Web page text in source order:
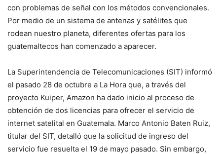
con problemas de señal con los métodos convencionales.
Por medio de un sistema de antenas y satélites que
rodean nuestro planeta, diferentes ofertas para los
guatemaltecos han comenzado a aparecer.
La Superintendencia de Telecomunicaciones (SIT) informó
el pasado 28 de octubre a La Hora que, a través del
proyecto Kuiper, Amazon ha dado inicio al proceso de
obtención de dos licencias para ofrecer el servicio de
internet satelital en Guatemala. Marco Antonio Baten Ruiz,
titular del SIT, detalló que la solicitud de ingreso del
servicio fue resuelta el 19 de mayo pasado. Sin embargo,